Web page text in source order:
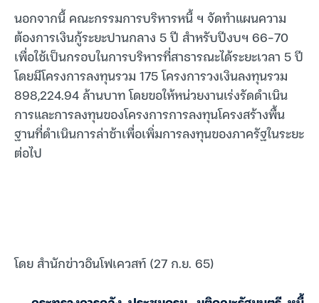
นอกจากนี้ คณะกรรมการบริหารหนี้ ฯ จัดทำแผนความ
ต้องการเงินกู้ระยะปานกลาง 5 ปี สำหรับปีงบฯ 66-70
เพื่อใช้เป็นกรอบในการบริหารที่สาธารณะได้ระยะเวลา 5 ปี
โดยมีโครงการลงทุนรวม 175 โครงการวงเงินลงทุนรวม
898,224.94 ล้านบาท โดยขอให้หน่วยงานเร่งรัดดำเนิน
การและการลงทุนของโครงการการลงทุนโครงสร้างพื้น
ฐานที่ดำเนินการล่าช้าเพื่อเพิ่มการลงทุนของภาครัฐในระยะ
ต่อไป
โดย สำนักข่าวอินโฟเควสท์ (27 ก.ย. 65)